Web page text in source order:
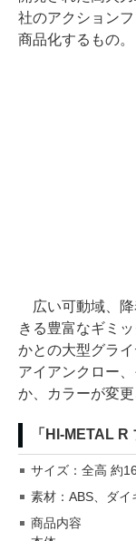
社のアクション
商品化するもの。
広い可動域、降
きる豊富なギミ
かとの大型グラ
アイアンクロー
か、カラーが変
「HI-METAL R
サイズ：全高 約
素材：ABS、ダイ
商品内容